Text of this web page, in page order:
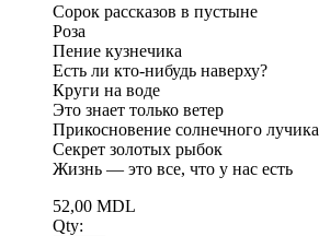
Сорок рассказов в пустыне
Роза
Пение кузнечика
Есть ли кто-нибудь наверху?
Круги на воде
Это знает только ветер
Прикосновение солнечного лучика
Секрет золотых рыбок
Жизнь — это все, что у нас есть
52,00 MDL
Qty: